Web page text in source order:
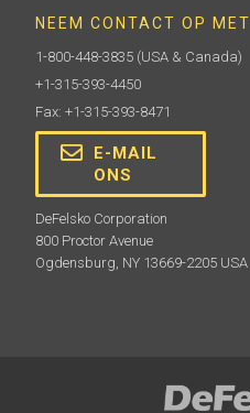
NEEM CONTACT OP MET
1-800-448-3835 (USA & Canada)
+1-315-393-4450
Fax: +1-315-393-8471
E-MAIL
ONS
DeFelsko Corporation
800 Proctor Avenue
Ogdensburg, NY 13669-2205 USA